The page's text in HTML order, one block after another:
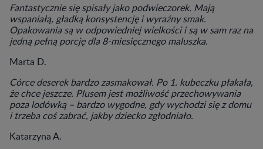
Fantastycznie się spisały jako podwieczorek. Mają
wspaniałą, gładką konsystencję i wyraźny smak.
Opakowania są w odpowiedniej wielkości i są w sam raz na
jedną pełną porcję dla 8-miesięcznego maluszka.
Marta D.
Córce deserek bardzo zasmakował. Po 1. kubeczku płakała,
że chce jeszcze. Plusem jest możliwość przechowywania
poza lodówką – bardzo wygodne, gdy wychodzi się z domu
i trzeba coś zabrać, jakby dziecko zgłodniało.
Katarzyna A.